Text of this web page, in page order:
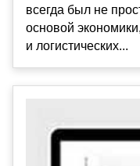
всегда был не
основой
и логистических...